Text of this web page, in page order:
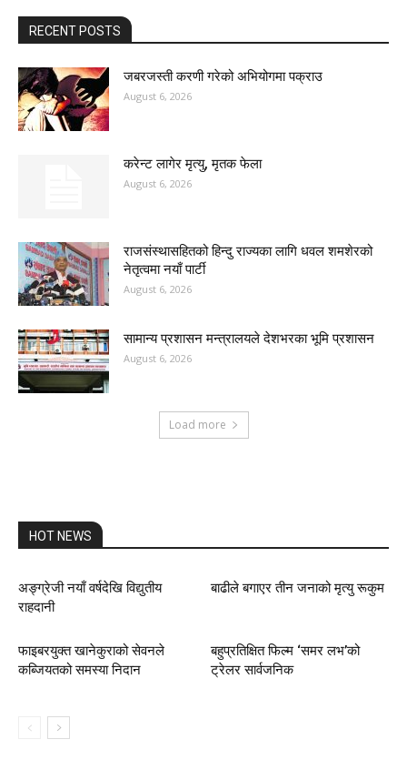
RECENT POSTS
जबरजस्ती करणी गरेको अभियोगमा पक्राउ
August 6, 2026
करेन्ट लागेर मृत्यु, मृतक फेला
August 6, 2026
राजसंस्थासहितको हिन्दु राज्यका लागि धवल शमशेरको
नेतृत्वमा नयाँ पार्टी
August 6, 2026
सामान्य प्रशासन मन्त्रालयले देशभरका भूमि प्रशासन
August 6, 2026
Load more
HOT NEWS
अङ्ग्रेजी नयाँ वर्षदेखि विद्युतीय
राहदानी
बाढीले बगाएर तीन जनाको मृत्यु रूकुम
फाइबरयुक्त खानेकुराको सेवनले
कब्जियतको समस्या निदान
बहुप्रतिक्षित फिल्म ‘समर लभ’को
ट्रेलर सार्वजनिक